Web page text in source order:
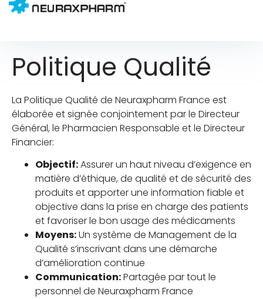
Politique Qualité
La Politique Qualité de Neuraxpharm France est
élaborée et signée conjointement par le Directeur
Général, le Pharmacien Responsable et le Directeur
Financier:
Objectif:Assurer un haut niveau d’exigence en
matière d’éthique, de qualité et de sécurité des
produits et apporter une information fiable et
objective dans la prise en charge des patients
et favoriser le bon usage des médicaments
Moyens:Un système de Management de la
Qualité s’inscrivant dans une démarche
d’amélioration continue
Communication:Partagée par tout le
personnel de Neuraxpharm France